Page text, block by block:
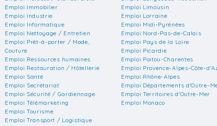
Emploi Immobilier
Emploi Industrie
Emploi Informatique
Emploi Nettoyage / Entretien
Emploi Prêt-à-porter / Mode,
Couture
Emploi Ressources humaines
Emploi Restauration / Hôtellerie
Emploi Santé
Emploi Secrétariat
Emploi Sécurité / Gardiennage
Emploi Télémarketing
Emploi Tourisme
Emploi Transport / Logistique
Emploi Limousin
Emploi Lorraine
Emploi Midi-Pyrénées
Emploi Nord-Pas-de-Calais
Emploi Pays de la Loire
Emploi Picardie
Emploi Poitou-Charentes
Emploi Provence-Alpes-Côte-
Emploi Rhône-Alpes
Emploi Départements d'Outre-
Emploi Territoires d'Outre-Mer
Emploi Monaco